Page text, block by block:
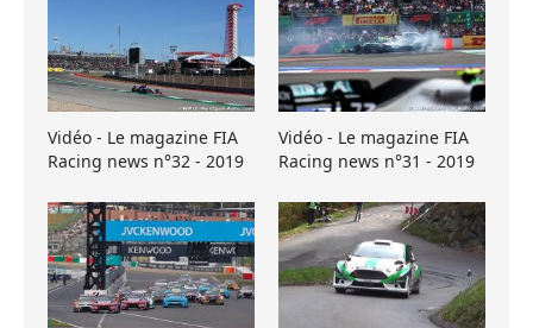
Vidéo - Le magazine FIA
Racing news n°32 - 2019
Vidéo - Le magazine FIA
Racing news n°31 - 2019